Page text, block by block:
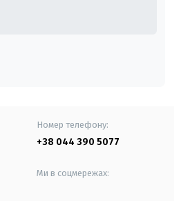
Номер телефону:
+38 044 390 5077
Ми в соцмережах: